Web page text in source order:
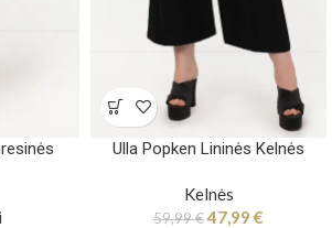
Ulla Popken Lininės Kelnės
Kelnės
59,99€47,99 €